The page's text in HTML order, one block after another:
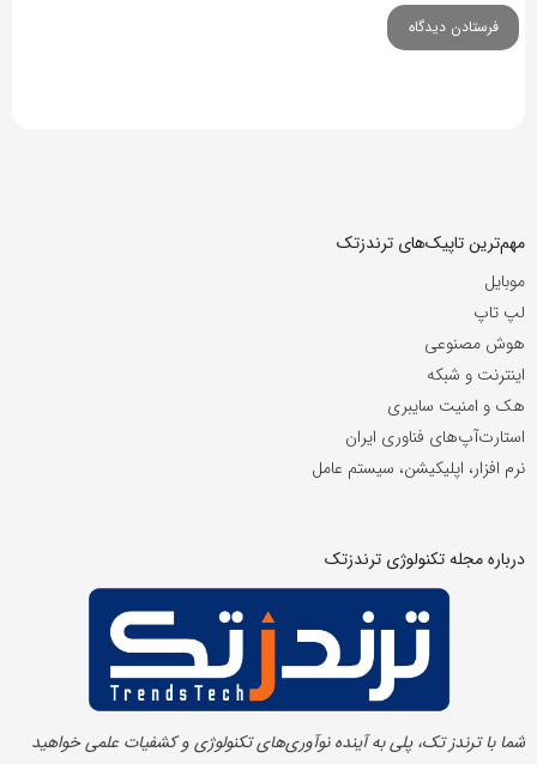
مهم‌ترین تاپیک‌های ترندزتک
موبایل
لپ تاپ
هوش مصنوعی
اینترنت و شبکه
هک و امنیت سایبری
استارت‌آپ‌های فناوری ایران
نرم افزار، اپلیکیشن، سیستم عامل
درباره مجله تکنولوژی ترندزتک
شما با ترندز تک، پلی به آینده‌ نوآوری‌های تکنولوژی و کشفیات علمی خواهید